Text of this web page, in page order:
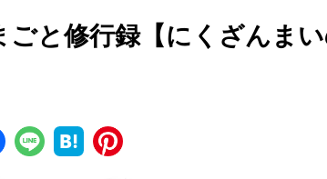
ごと修行録【にくざんま